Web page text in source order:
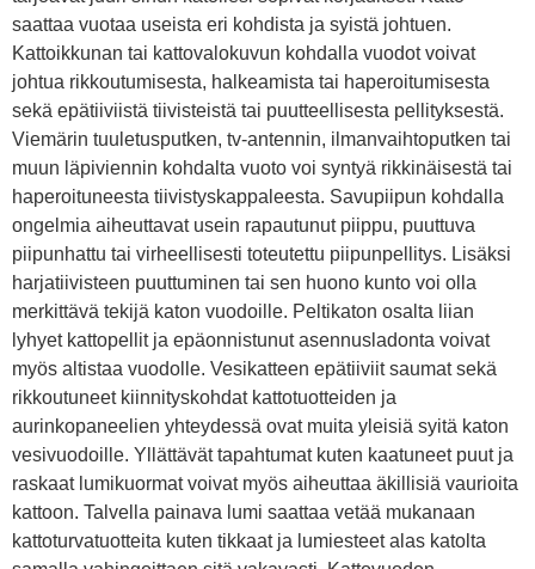
saattaa vuotaa useista eri kohdista ja syistä johtuen.
Kattoikkunan tai kattovalokuvun kohdalla vuodot voivat
johtua rikkoutumisesta, halkeamista tai haperoitumisesta
sekä epätiiviistä tiivisteistä tai puutteellisesta pellityksestä.
Viemärin tuuletusputken, tv-antennin, ilmanvaihtoputken tai
muun läpiviennin kohdalta vuoto voi syntyä rikkinäisestä tai
haperoituneesta tiivistyskappaleesta. Savupiipun kohdalla
ongelmia aiheuttavat usein rapautunut piippu, puuttuva
piipunhattu tai virheellisesti toteutettu piipunpellitys. Lisäksi
harjatiivisteen puuttuminen tai sen huono kunto voi olla
merkittävä tekijä katon vuodoille. Peltikaton osalta liian
lyhyet kattopellit ja epäonnistunut asennusladonta voivat
myös altistaa vuodolle. Vesikatteen epätiiviit saumat sekä
rikkoutuneet kiinnityskohdat kattotuotteiden ja
aurinkopaneelien yhteydessä ovat muita yleisiä syitä katon
vesivuodoille. Yllättävät tapahtumat kuten kaatuneet puut ja
raskaat lumikuormat voivat myös aiheuttaa äkillisiä vaurioita
kattoon. Talvella painava lumi saattaa vetää mukanaan
kattoturvatuotteita kuten tikkaat ja lumiesteet alas katolta